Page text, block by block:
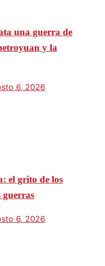
una guerra de
y la
6, 2026
el grito de los
guerras
6, 2026